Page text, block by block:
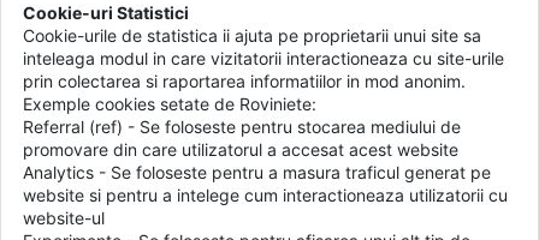
Cookie-uri Statistici
Cookie-urile de statistica ii ajuta pe proprietarii unui site sa
inteleaga modul in care vizitatorii interactioneaza cu site-urile
prin colectarea si raportarea informatiilor in mod anonim.
Exemple cookies setate de Roviniete:
Referral (ref) - Se foloseste pentru stocarea mediului de
promovare din care utilizatorul a accesat acest website
Analytics - Se foloseste pentru a masura traficul generat pe
website si pentru a intelege cum interactioneaza utilizatorii cu
website-ul